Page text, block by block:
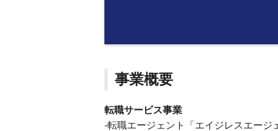
事業概要
転職サービス事業
-転職エージェント「エイジレスエージ